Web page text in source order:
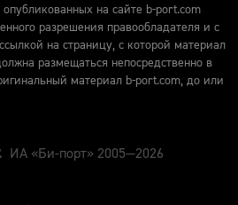
на сайте b-port.com
разрешения правообладателя и с
на страницу, с которой материал
размещаться непосредственно в
материал b-port.com, до или
ИА «Би-порт» 2005—2026